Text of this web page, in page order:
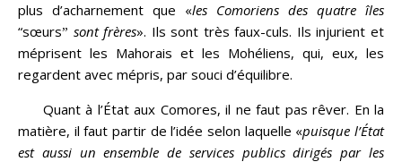
plus d’acharnement que «les Comoriens des quatre îles
“sœursˮ sont frères». Ils sont très faux-culs. Ils injurient et
méprisent les Mahorais et les Mohéliens, qui, eux, les
regardent avec mépris, par souci d’équilibre.
Quant à l’État aux Comores, il ne faut pas rêver. En la
matière, il faut partir de l’idée selon laquelle «puisque l’État
est aussi un ensemble de services publics dirigés par les